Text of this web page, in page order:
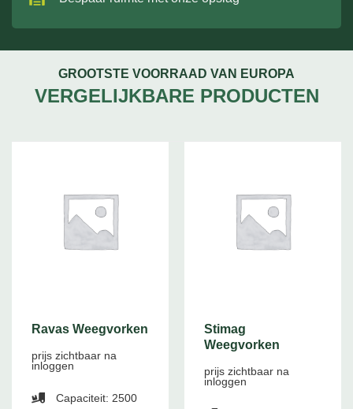
GROOTSTE VOORRAAD VAN EUROPA
VERGELIJKBARE PRODUCTEN
Ravas Weegvorken
prijs zichtbaar na
inloggen
Capaciteit: 2500
Stimag
Weegvorken
prijs zichtbaar na
inloggen